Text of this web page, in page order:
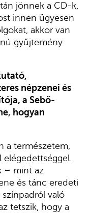
jönnek a CD-k,
innen ügyesen
akkor van
gyűjtemény
népzenei és
a Sebő-
hogyan
a természetem,
– mint az
és tánc eredeti
való
tetszik, hogy a